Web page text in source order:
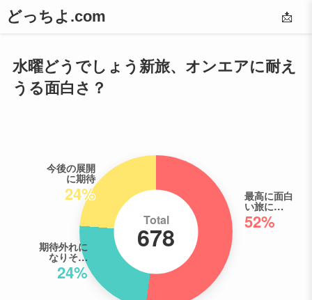
どっちよ.com 📩
水曜どうでしょう新旅、オンエアに耐え
うる面白さ？
最高に面白
い旅に…
52%
期待外れに
なりそ…
24%
今後の展開
に期待
24%
Total
678